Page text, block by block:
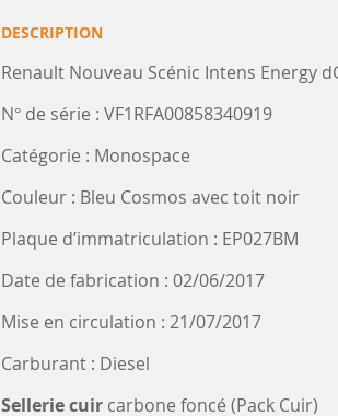
DESCRIPTION
Renault Nouveau Scénic Intens Energy
N° de série : VF1RFA00858340919
Catégorie : Monospace
Couleur : Bleu Cosmos avec toit noir
Plaque d’immatriculation : EP027BM
Date de fabrication : 02/06/2017
Mise en circulation : 21/07/2017
Carburant : Diesel
Sellerie cuir carbone foncé (Pack Cuir)